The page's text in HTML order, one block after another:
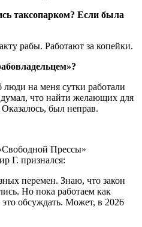
таксопарком? Если была
рабы. Работают за копейки.
на меня сутки работали
думал, что найти желающих для
был неправ.
Прессы»
Г. признался:
перемен. Знаю, что закон
Но пока работаем как
обсуждать. Может, в 2026